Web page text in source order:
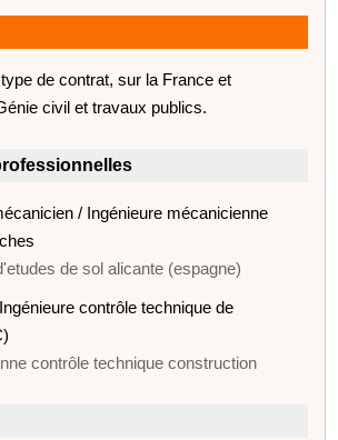
de contrat, sur la France et
civil et travaux publics.
/ Ingénieure mécanicienne
de sol alicante (espagne)
contrôle technique de
contrôle technique construction